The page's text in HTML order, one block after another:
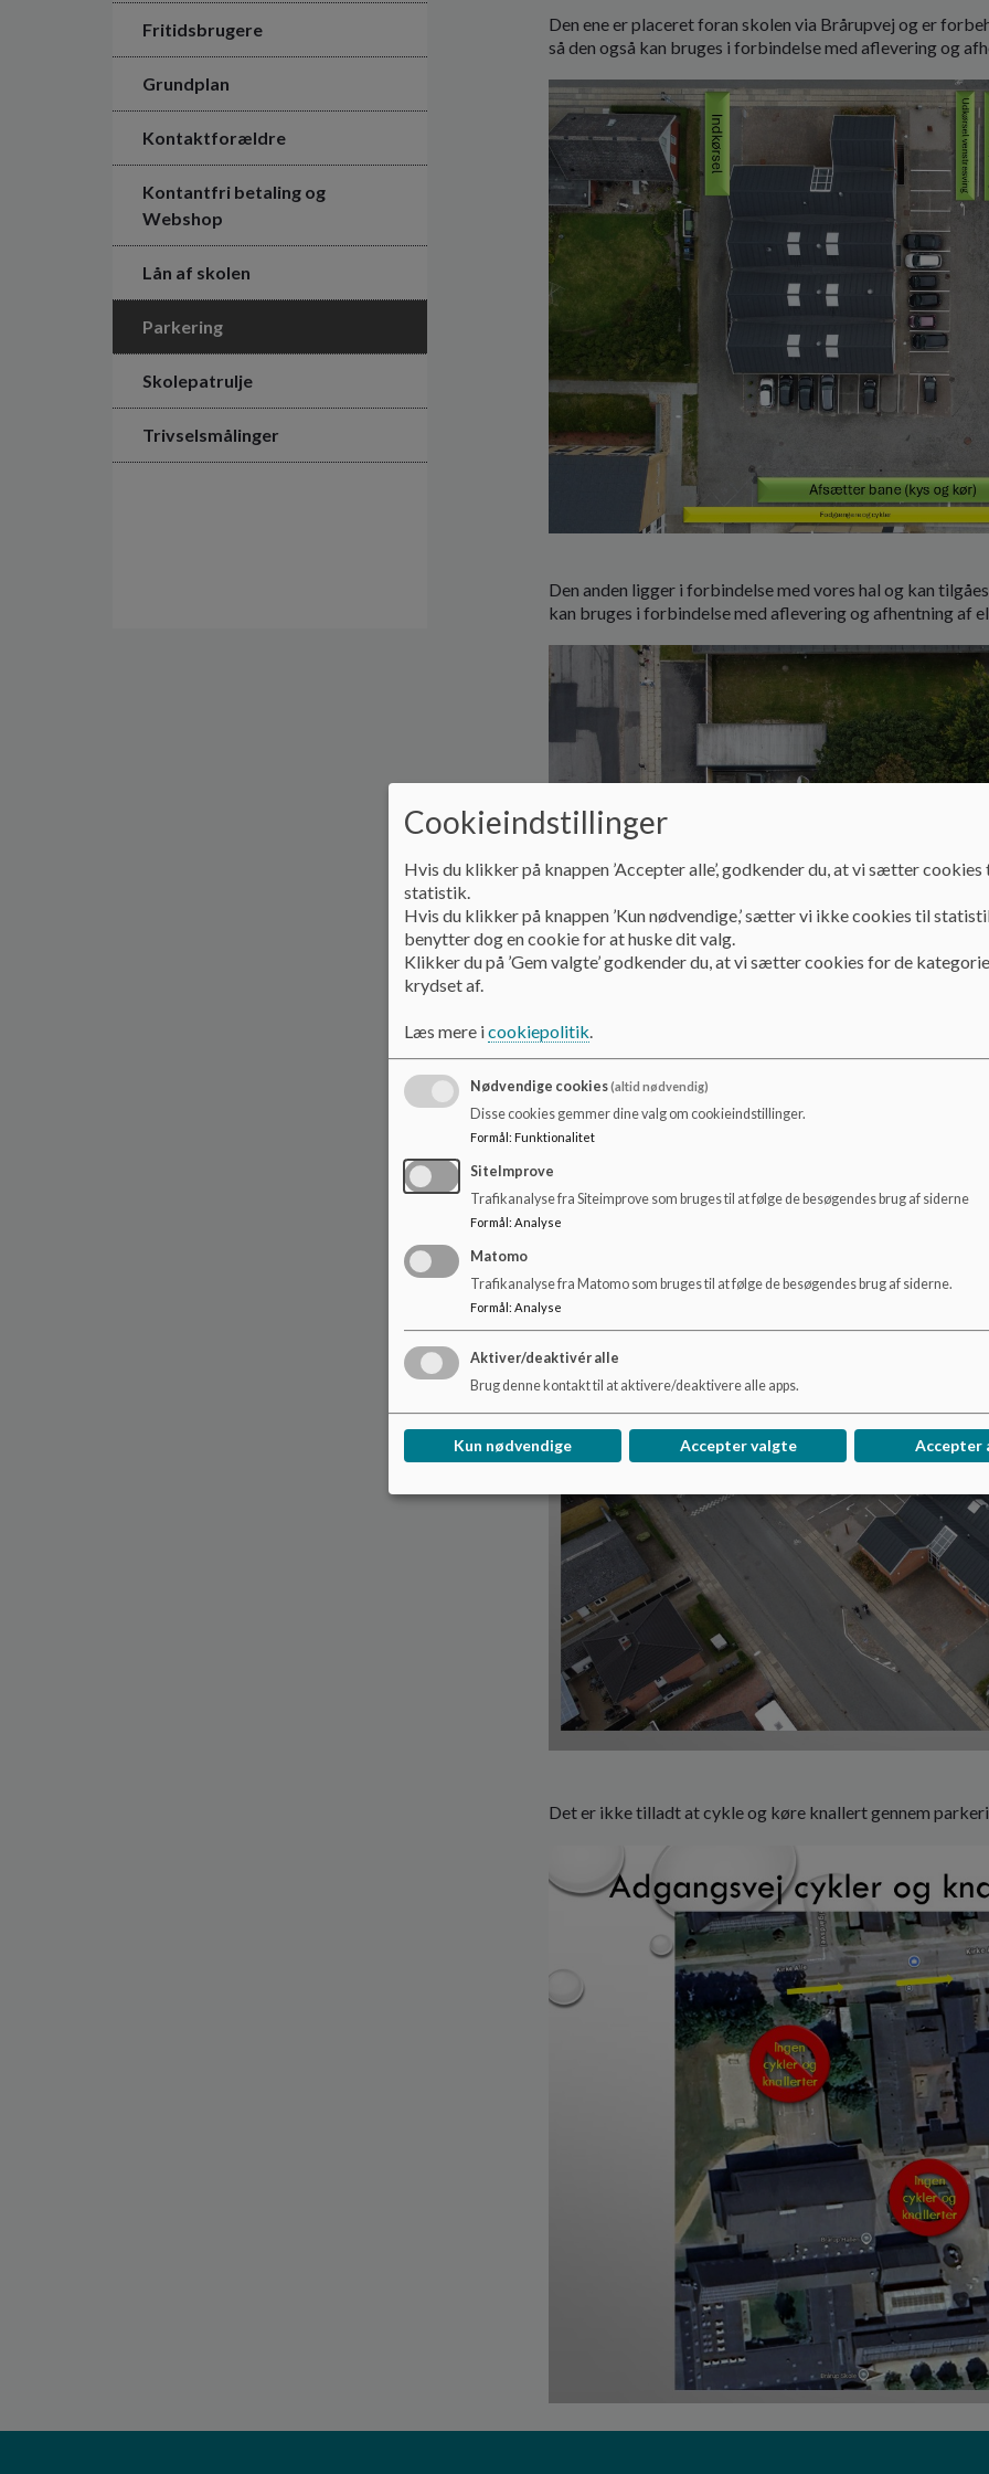
Fritidsbrugere
Grundplan
Kontaktforældre
Kontantfri betaling og
Webshop
Lån af skolen
Parkering
Skolepatrulje
Trivselsmålinger
Den ene er placeret foran skolen via Brårupvej og er
så den også kan bruges i forbindelse med aflevering og
Den anden ligger i forbindelse med vores hal og kan
kan bruges i forbindelse med aflevering og afhentning af
Det er ikke tilladt at cykle og køre knallert gennem
Cookieindstillinger
Hvis du klikker på knappen ’Accepter alle’, godkender du, at vi sætter
statistik.
Hvis du klikker på knappen ’Kun nødvendige,’ sætter vi ikke cookies til
benytter dog en cookie for at huske dit valg.
Klikker du på ’Gem valgte’ godkender du, at vi sætter cookies for de
krydset af.
Læs mere icookiepolitik.
Nødvendige cookies(altid nødvendig)
Disse cookies gemmer dine valg om cookieindstillinger.
Formål : Funktionalitet
SiteImprove
Trafikanalyse fra Siteimprove som bruges til at følge de besøgendes brug af siderne
Formål : Analyse
Matomo
Trafikanalyse fra Matomo som bruges til at følge de besøgendes brug af siderne.
Formål: Analyse
Aktiver/deaktivér alle
Brug denne kontakt til at aktivere/deaktivere alle apps.
Kun nødvendige Accepter valgte Accepter